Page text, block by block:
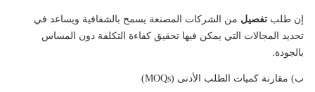
إن طلب تفصيل من الشركات المصنعة يسمح بالشفافية ويساعد في
تحديد المجالات التي يمكن فيها تحقيق كفاءة التكلفة دون المساس
بالجودة.
ب) مقارنة كميات الطلب الأدنى (MOQs)